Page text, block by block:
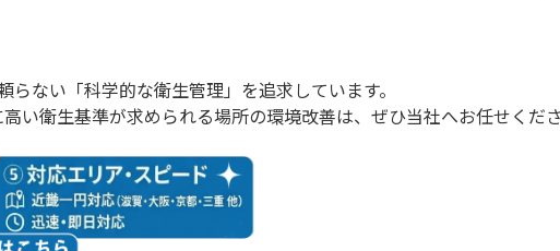
ない「科学的な衛生管理」を追求しています。
い衛生基準が求められる場所の環境改善は、ぜひ当社へお任せくださ